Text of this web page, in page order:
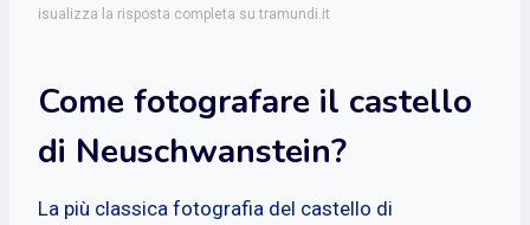
isualizza la risposta completa su tramundi.it
Come fotografare il castello
di Neuschwanstein?
La più classica fotografia del castello di